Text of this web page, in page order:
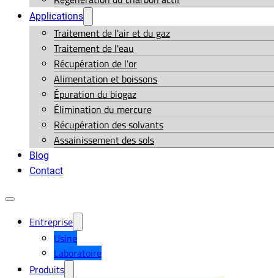
Applications
Traitement de l'air et du gaz
Traitement de l'eau
Récupération de l'or
Alimentation et boissons
Épuration du biogaz
Élimination du mercure
Récupération des solvants
Assainissement des sols
Blog
Contact
Entreprise
Usine
Laboratoire
Produits